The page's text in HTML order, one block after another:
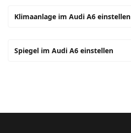
Klimaanlage im Audi A6 einstellen
Spiegel im Audi A6 einstellen